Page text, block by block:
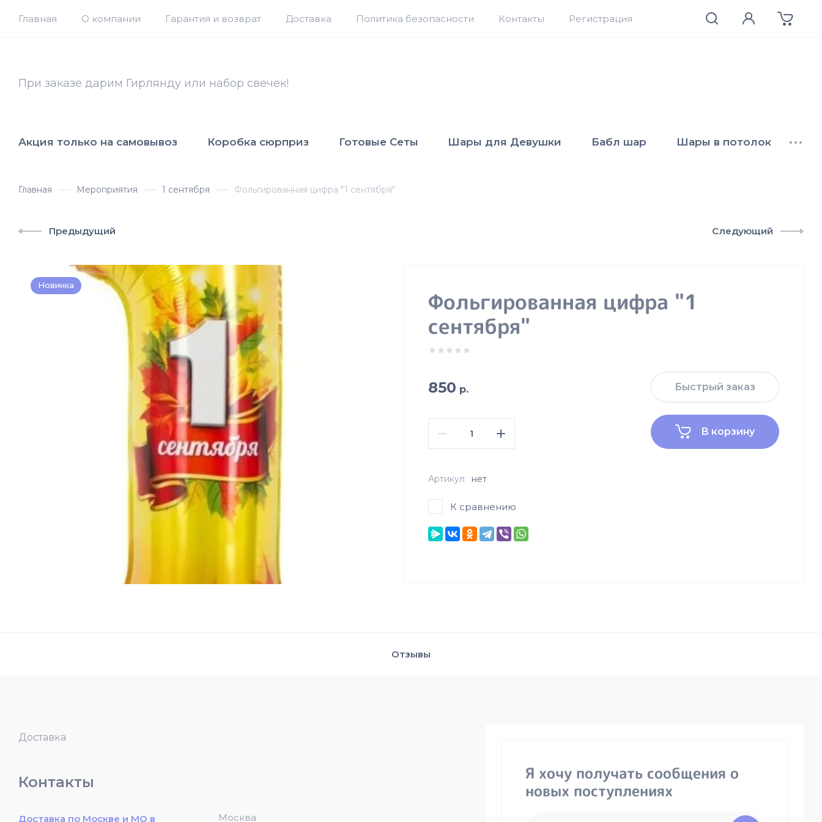
Главная О компании Гарантия и возврат Доставка Политика безопасности Контакты Регистрация
При заказе дарим Гирлянду или набор свечек!
Акция только на самовывоз Коробка сюрприз Готовые Сеты Шары для Девушки Бабл шар Шары в потолок •••
Главная Мероприятия 1 сентября Фольгированная цифра "1 сентября"
Предыдущий Следующий
Новинка
Фольгированная цифра "1
сентября"
850 р.
В корзину
Быстрый заказ
Артикул: нет
К сравнению
Отзывы
Доставка
Контакты
Доставка по Москве и МО в Москва
Я хочу получать сообщения о
новых поступлениях